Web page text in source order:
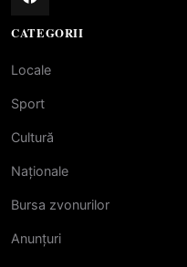
CATEGORII
Locale
Sport
Cultură
Naționale
Bursa zvonurilor
Anunțuri